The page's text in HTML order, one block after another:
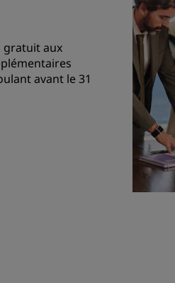
gratuit aux
avant le 31